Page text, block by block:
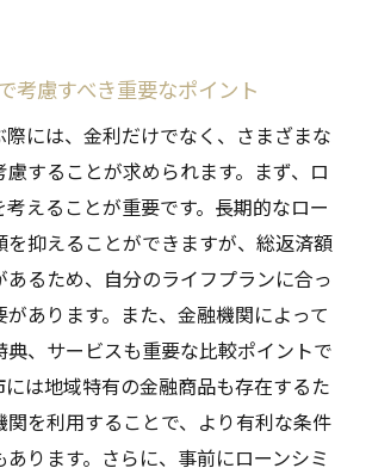
理想の住居を手に入れるためのヒ
ン以外に必要な諸費用の把握
返済できる資金計画の作成方法
済が難しくなった場合の対処法
から始める無理のない資金計画
を理解し未来を見据えた選択を
の基礎とその重要性を解説
金利変動を予測するための方法
ースから金利動向を読み解く
考慮すべき重要なポイント
には、金利だけでなく、さまざまな
することが求められます。まず、ロ
えることが重要です。長期的なロー
を抑えることができますが、総返済額
るため、自分のライフプランに合っ
あります。また、金融機関によって
、サービスも重要な比較ポイントで
は地域特有の金融商品も存在するた
関を利用することで、より有利な条件
ります。さらに、事前にローンシミ